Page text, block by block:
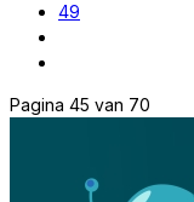
49
Pagina 45 van 70